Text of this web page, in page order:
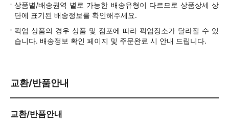
상품별/배송권역 별로 가능한 배송유형이 다르므로 상품상세 상
단에 표기된 배송정보를 확인해주세요.
픽업 상품의 경우 상품 및 점포에 따라 픽업장소가 달라질 수 있
습니다. 배송정보 확인 페이지 및 주문완료 시 안내 드립니다.
교환/반품안내
교환/반품안내